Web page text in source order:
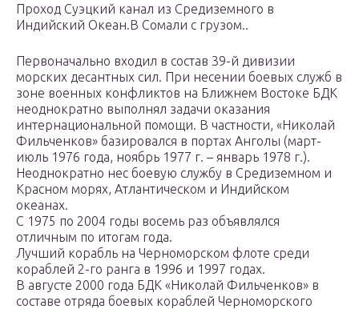
Проход Суэцкий канал из Средиземного в
Индийский Океан.В Сомали с грузом..
Первоначально входил в состав 39-й дивизии
морских десантных сил. При несении боевых служб в
зоне военных конфликтов на Ближнем Востоке БДК
неоднократно выполнял задачи оказания
интернациональной помощи. В частности, «Николай
Фильченков» базировался в портах Анголы (март-
июль 1976 года, ноябрь 1977 г. – январь 1978 г.).
Неоднократно нес боевую службу в Средиземном и
Красном морях, Атлантическом и Индийском
океанах.
С 1975 по 2004 годы восемь раз объявлялся
отличным по итогам года.
Лучший корабль на Черноморском флоте среди
кораблей 2-го ранга в 1996 и 1997 годах.
В августе 2000 года БДК «Николай Фильченков» в
составе отряда боевых кораблей Черноморского